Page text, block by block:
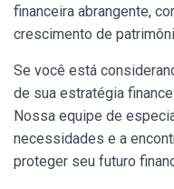
financeira abrangente,
crescimento de
Se você está
de sua estratégia
Nossa equipe de
necessidades e a
proteger seu futuro